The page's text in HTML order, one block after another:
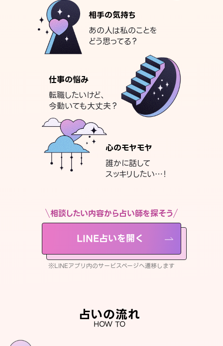
相手の気持ち
あの人は私のことを
どう思ってる？
仕事の悩み
転職したいけど、
今動いても大丈夫？
心のモヤモヤ
誰かに話して
スッキリしたい…！
相談したい内容から占い師を探そう
LINE占いを開く
※LINEアプリ内のサービスページへ遷移します
占いの流れ
HOW TO